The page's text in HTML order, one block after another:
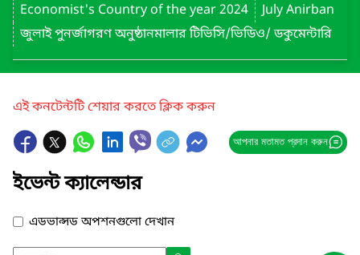
Economist's Country of the year 2024
July Anirban
জুলাই পুনর্জাগরণ অনুষ্ঠানমালার টিভিসি/ভিডিও/ ডকুমেন্টারি
এই কনটেন্টটি শেয়ার করতে ক্লিক করুন
আপনার মতামত প্রদান করুন
ইভেন্ট ক্যালেন্ডার
এডভান্সড অপশনগুলো দেখান